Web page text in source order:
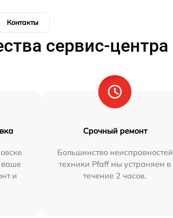
Контакты
сервис-центра
ваше
и
Срочный ремонт
Большинство неисправностей
техники Pfaff мы устраняем в
течение 2 часов.